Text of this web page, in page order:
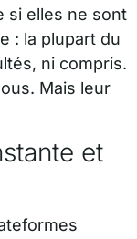
si elles ne sont
: la plupart du
ni compris.
Mais leur
et